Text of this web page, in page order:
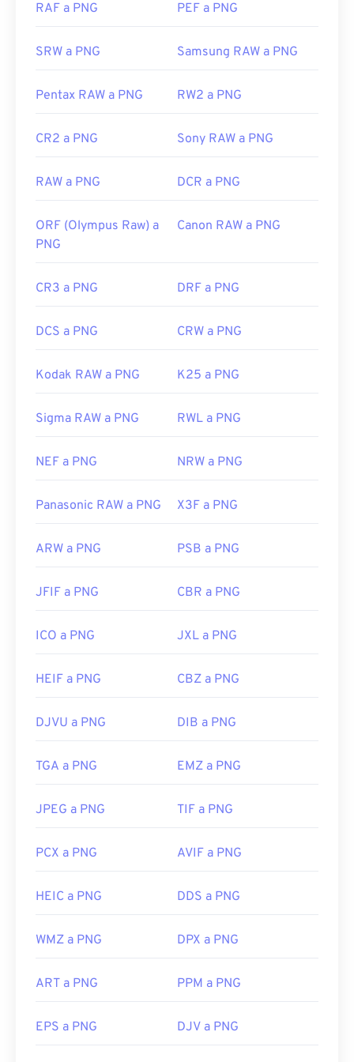
Desarrollado por: PNG Development Group
Enlaces útiles:
Herramientas PNG relacionadas:
Utilice nuestro
RAF a PNG PEF a PNG
SRW a PNG Samsung RAW a PNG
Pentax RAW a PNG RW2 a PNG
CR2 a PNG Sony RAW a PNG
RAW a PNG DCR a PNG
ORF (Olympus Raw) a
PNG
Canon RAW a PNG
CR3 a PNG DRF a PNG
DCS a PNG CRW a PNG
Kodak RAW a PNG K25 a PNG
Sigma RAW a PNG RWL a PNG
NEF a PNG NRW a PNG
Panasonic RAW a PNG X3F a PNG
ARW a PNG PSB a PNG
JFIF a PNG CBR a PNG
ICO a PNG JXL a PNG
HEIF a PNG CBZ a PNG
DJVU a PNG DIB a PNG
TGA a PNG EMZ a PNG
JPEG a PNG TIF a PNG
PCX a PNG AVIF a PNG
HEIC a PNG DDS a PNG
WMZ a PNG DPX a PNG
ART a PNG PPM a PNG
EPS a PNG DJV a PNG